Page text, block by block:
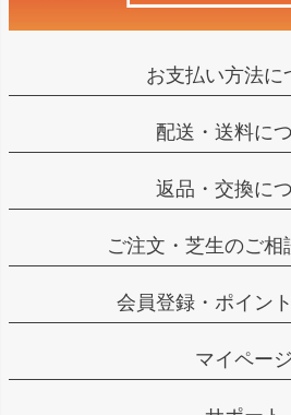
お支払い方法に
配送・送料に
返品・交換に
ご注文・芝生のご相
会員登録・ポイン
マイページ